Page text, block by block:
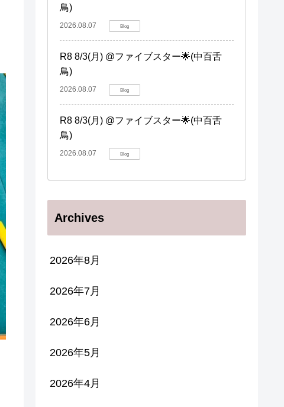
鳥)
2026.08.07 Blog
R8 8/3(月) @ファイブスター🌟(中百舌
鳥)
2026.08.07 Blog
R8 8/3(月) @ファイブスター🌟(中百舌
鳥)
2026.08.07 Blog
Archives
2026年8月
2026年7月
2026年6月
2026年5月
2026年4月